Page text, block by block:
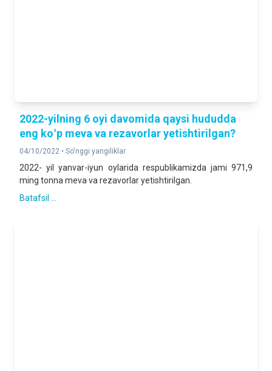
2022-yilning 6 oyi davomida qaysi hududda
eng koʻp meva va rezavorlar yetishtirilgan?
04/10/2022 • So'nggi yangiliklar
2022- yil yanvar-iyun oylarida respublikamizda jami 971,9
ming tonna meva va rezavorlar yetishtirilgan.
Batafsil ...